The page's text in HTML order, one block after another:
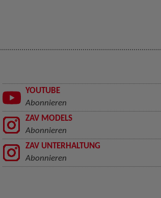
YOUTUBE
Abonnieren
ZAV MODELS
Abonnieren
ZAV UNTERHALTUNG
Abonnieren